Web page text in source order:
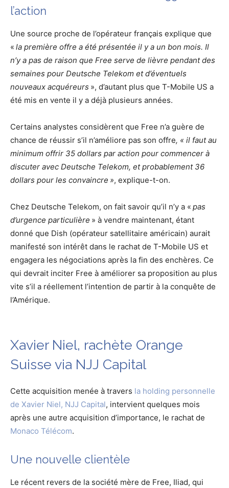
l’action
Une source proche de l’opérateur français explique que
« la première offre a été présentée il y a un bon mois. Il
n’y a pas de raison que Free serve de lièvre pendant des
semaines pour Deutsche Telekom et d’éventuels
nouveaux acquéreurs », d’autant plus que T-Mobile US a
été mis en vente il y a déjà plusieurs années.
Certains analystes considèrent que Free n’a guère de
chance de réussir s’il n’améliore pas son offre, « il faut au
minimum offrir 35 dollars par action pour commencer à
discuter avec Deutsche Telekom, et probablement 36
dollars pour les convaincre », explique-t-on.
Chez Deutsche Telekom, on fait savoir qu’il n’y a « pas
d’urgence particulière » à vendre maintenant, étant
donné que Dish (opérateur satellitaire américain) aurait
manifesté son intérêt dans le rachat de T-Mobile US et
engagera les négociations après la fin des enchères. Ce
qui devrait inciter Free à améliorer sa proposition au plus
vite s’il a réellement l’intention de partir à la conquête de
l’Amérique.
Xavier Niel, rachète Orange
Suisse via NJJ Capital
Cette acquisition menée à travers la holding personnelle
de Xavier Niel, NJJ Capital, intervient quelques mois
après une autre acquisition d’importance, le rachat de
Monaco Télécom.
Une nouvelle clientèle
Le récent revers de la société mère de Free, Iliad, qui